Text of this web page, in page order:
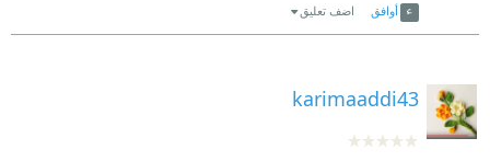
أوافق اضف تعليق
karimaaddi43